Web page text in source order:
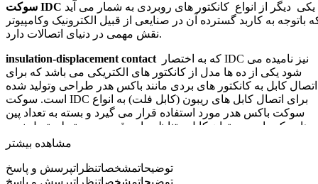
سوکت IDC
باتوجه به کاربد گسترده آن در صنایعی از قبیل الکترونیک وکامپیوتر
نقش مهمی در دنیای اتصالات دارد.
insulation-displacement contact
شود یکی از ده ها مدل از کانکتور های الکتریکی می باشد که برای
اتصال کابل به کانکتور های بردی مانند باکس هدر طراحی وتولید شده
است. سوکت IDC برای اتصال کابل های ریبون (کابل فلت) به انواع
سوکت باکس هدر مورد استفاده قرار می گیرد و بسته به تعداد پین
برای مثال این کانکتور های روبردی به مدل های 2*3(ویژه کابل فلت 6
مشاهده بیشتر
توضیحاتمشخصاتنظراتپرسش و پاسخ
توضیحاتمشخصاتنظراتپرسش و پاسخ